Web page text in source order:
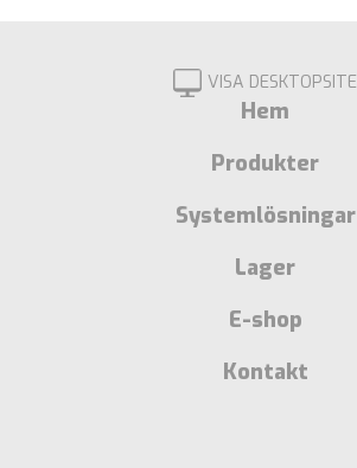
VISA DESKTOPSITE
Hem
Produkter
Systemlösningar
Lager
E-shop
Kontakt